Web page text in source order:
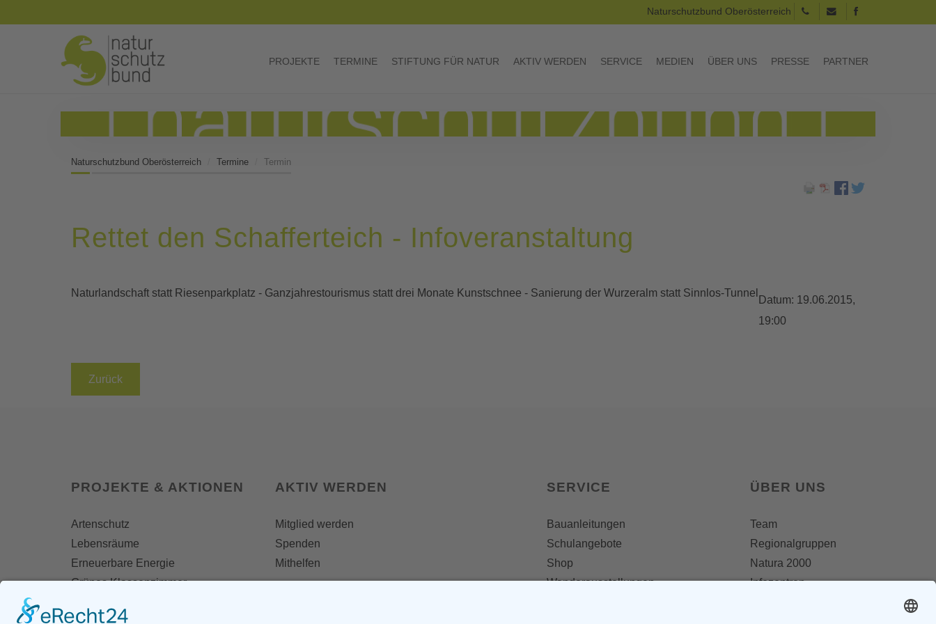
Naturschutzbund Oberösterreich
PROJEKTE TERMINE STIFTUNG FÜR NATUR AKTIV WERDEN SERVICE MEDIEN ÜBER UNS PRESSE PARTNER
Naturschutzbund Oberösterreich Termine Termin
Rettet den Schafferteich - Infoveranstaltung
Naturlandschaft statt Riesenparkplatz - Ganzjahrestourismus statt drei Monate Kunstschnee - Sanierung der Wurzeralm statt Sinnlos-Tunnel
Datum: 19.06.2015,
19:00
Zurück
PROJEKTE & AKTIONEN
Artenschutz
Lebensräume
Erneuerbare Energie
Grünes Klassenzimmer
AKTIV WERDEN
Mitglied werden
Spenden
Mithelfen
SERVICE
Bauanleitungen
Schulangebote
Shop
Wanderausstellungen
ÜBER UNS
Team
Regionalgruppen
Natura 2000
Infozentren